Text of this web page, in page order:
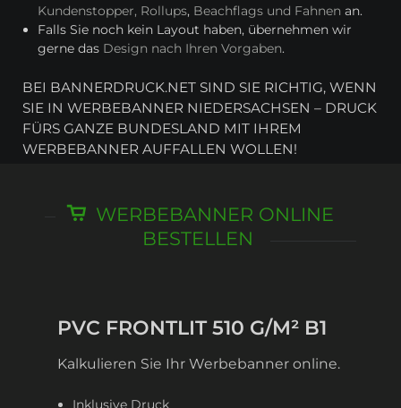
Kundenstopper, Rollups, Beachflags und Fahnen an.
Falls Sie noch kein Layout haben, übernehmen wir
gerne das Design nach Ihren Vorgaben.
BEI BANNERDRUCK.NET SIND SIE RICHTIG, WENN
SIE IN WERBEBANNER NIEDERSACHSEN – DRUCK
FÜRS GANZE BUNDESLAND MIT IHREM
WERBEBANNER AUFFALLEN WOLLEN!
WERBEBANNER ONLINE
BESTELLEN
PVC FRONTLIT 510 G/M² B1
Kalkulieren Sie Ihr Werbebanner online.
Inklusive Druck